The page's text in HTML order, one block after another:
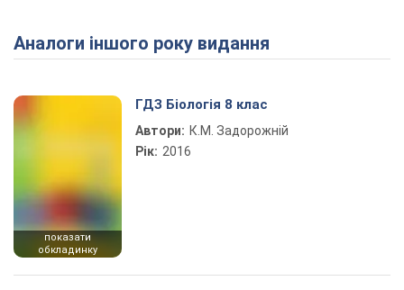
Play Video
Аналоги іншого року видання
показати
обкладинку
ГДЗ Біологія 8 клас
Автори: К.М. Задорожній
Рік: 2016